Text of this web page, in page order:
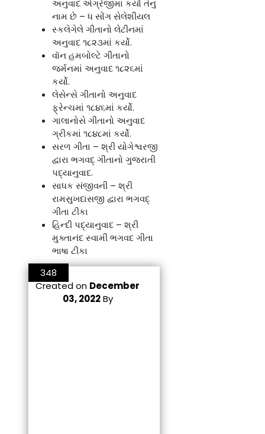
અનુવાદ અંગ્રેજીમાં કર્યો તેનુ
નામ છે – ધ સોંગ સેલેશીયલ
સ્કલેગેલે ગીતાનો લેટીનમાં
અનુવાદ ૧૮૨૩માં કર્યો.
વૉન હમબોલ્ટે ગીતાનો
જર્મનમાં અનુવાદ ૧૮૨૬માં
કર્યો.
લેસેન્સે ગીતાનો અનુવાદ
ફ્રેન્ચમાં ૧૮૪૬માં કર્યો.
ગાલાનોસે ગીતાનો અનુવાદ
ગ્રીકમાં ૧૮૪૮માં કર્યો.
સરળ ગીતા – શ્રી યોગેશ્વરજી
દ્વારા ભગવદ્ ગીતાનો ગુજરાતી
પદ્યાનુવાદ.
સાધક સંજીવની – શ્રી
રામસુખદાસજી દ્વારા ભગવદ્
ગીતા ટીકા
હિન્દી પદ્યાનુવાદ – શ્રી
મુક્તાનંદ સ્વામી ભગવદ ગીતા
ભાષા ટીકા
348
Created on December
03, 2022By